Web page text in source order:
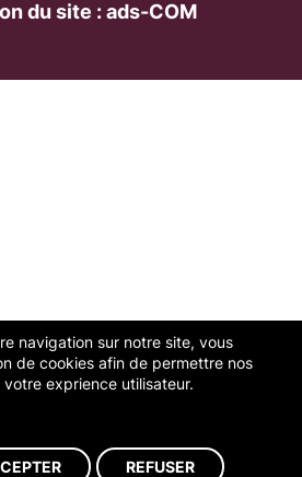
navigation sur notre site, vous
de cookies afin de permettre nos
exprience utilisateur.
REFUSER
du site : ads-COM